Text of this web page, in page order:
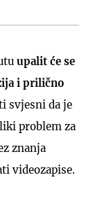
upalit će se
i prilično
svjesni da je
problem za
znanja
videozapise.